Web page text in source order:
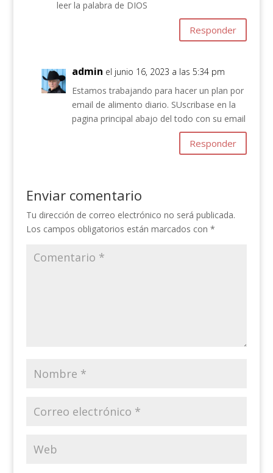
leer la palabra de DIOS
Responder
admin el junio 16, 2023 a las 5:34 pm
Estamos trabajando para hacer un plan por
email de alimento diario. SUscribase en la
pagina principal abajo del todo con su email
Responder
Enviar comentario
Tu dirección de correo electrónico no será publicada.
Los campos obligatorios están marcados con *